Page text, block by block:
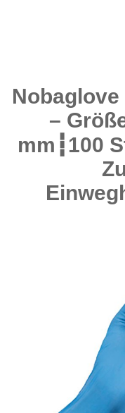
–
mm┇100